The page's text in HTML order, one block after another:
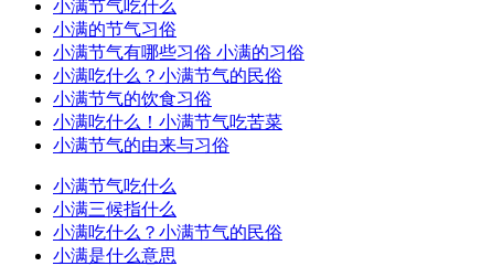
小满节气吃什么
小满的节气习俗
小满节气有哪些习俗 小满的习俗
小满吃什么？小满节气的民俗
小满节气的饮食习俗
小满吃什么！小满节气吃苦菜
小满节气的由来与习俗
小满节气吃什么
小满三候指什么
小满吃什么？小满节气的民俗
小满是什么意思